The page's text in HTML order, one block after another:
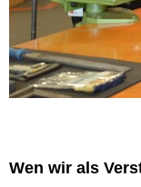
Wen wir als